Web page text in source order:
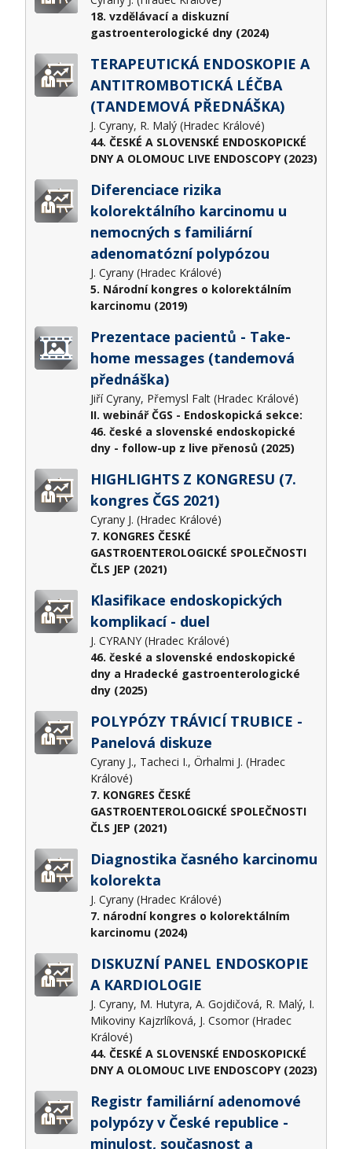
18. vzdělávací a diskuzní
gastroenterologické dny (2024)
TERAPEUTICKÁ ENDOSKOPIE A
ANTITROMBOTICKÁ LÉČBA
(TANDEMOVÁ PŘEDNÁŠKA)
J. Cyrany, R. Malý (Hradec Králové)
44. ČESKÉ A SLOVENSKÉ ENDOSKOPICKÉ
DNY A OLOMOUC LIVE ENDOSCOPY (2023)
Diferenciace rizika
kolorektálního karcinomu u
nemocných s familiární
adenomatózní polypózou
J. Cyrany (Hradec Králové)
5. Národní kongres o kolorektálním
karcinomu (2019)
Prezentace pacientů - Take-
home messages (tandemová
přednáška)
Jiří Cyrany, Přemysl Falt (Hradec Králové)
II. webinář ČGS - Endoskopická sekce:
46. české a slovenské endoskopické
dny - follow-up z live přenosů (2025)
HIGHLIGHTS Z KONGRESU (7.
kongres ČGS 2021)
Cyrany J. (Hradec Králové)
7. KONGRES ČESKÉ
GASTROENTEROLOGICKÉ SPOLEČNOSTI
ČLS JEP (2021)
Klasifikace endoskopických
komplikací - duel
J. CYRANY (Hradec Králové)
46. české a slovenské endoskopické
dny a Hradecké gastroenterologické
dny (2025)
POLYPÓZY TRÁVICÍ TRUBICE -
Panelová diskuze
Cyrany J., Tacheci I., Örhalmi J. (Hradec
Králové)
7. KONGRES ČESKÉ
GASTROENTEROLOGICKÉ SPOLEČNOSTI
ČLS JEP (2021)
Diagnostika časného karcinomu
kolorekta
J. Cyrany (Hradec Králové)
7. národní kongres o kolorektálním
karcinomu (2024)
DISKUZNÍ PANEL ENDOSKOPIE
A KARDIOLOGIE
J. Cyrany, M. Hutyra, A. Gojdičová, R. Malý, I.
Mikoviny Kajzrlíková, J. Csomor (Hradec
Králové)
44. ČESKÉ A SLOVENSKÉ ENDOSKOPICKÉ
DNY A OLOMOUC LIVE ENDOSCOPY (2023)
Registr familiární adenomové
polypózy v České republice -
minulost, současnost a